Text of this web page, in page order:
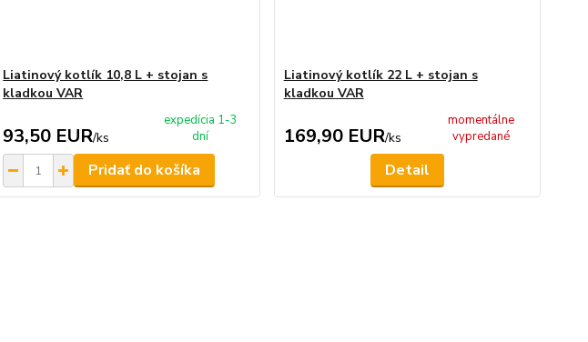
Liatinový kotlík 10,8 L + stojan s
kladkou VAR
93,50 EUR/ks
expedícia 1-3
dní
Pridať do košíka
Liatinový kotlík 22 L + stojan s
kladkou VAR
169,90 EUR/ks
momentálne
vypredané
Detail